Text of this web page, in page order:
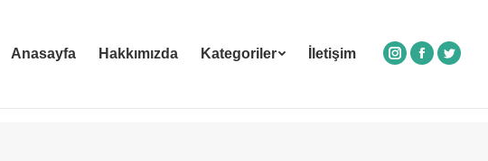
Anasayfa Hakkımızda Kategoriler İletişim
Instagram
Facebook